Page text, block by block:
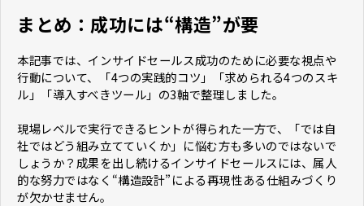
まとめ：成功には“構造”が要
本記事では、インサイドセールス成功のために必要な視点や
行動について、「4つの実践的コツ」「求められる4つのスキ
ル」「導入すべきツール」の3軸で整理しました。
現場レベルで実行できるヒントが得られた一方で、「では自
社ではどう組み立てていくか」に悩む方も多いのではないで
しょうか？成果を出し続けるインサイドセールスには、属人
的な努力ではなく“構造設計”による再現性ある仕組みづくり
が欠かせません。